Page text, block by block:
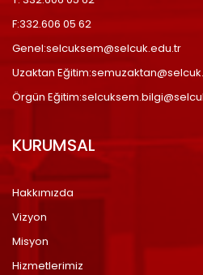
F:332.606 05 62
Genel:selcuksem@selcuk.edu.tr
Uzaktan
Örgün
KURUMSAL
Hakkımızda
Vizyon
Misyon
Hizmetlerimiz